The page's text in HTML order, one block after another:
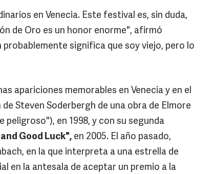
en Venecia. Este festival es, sin duda,
de Oro es un honor enorme", afirmó
significa que soy viejo, pero lo
apariciones memorables en Venecia y en el
Steven Soderbergh de una obra de Elmore
peligroso"), en 1998, y con su segunda
Good Luck", en 2005. El año pasado,
en la que interpreta a una estrella de
en la antesala de aceptar un premio a la